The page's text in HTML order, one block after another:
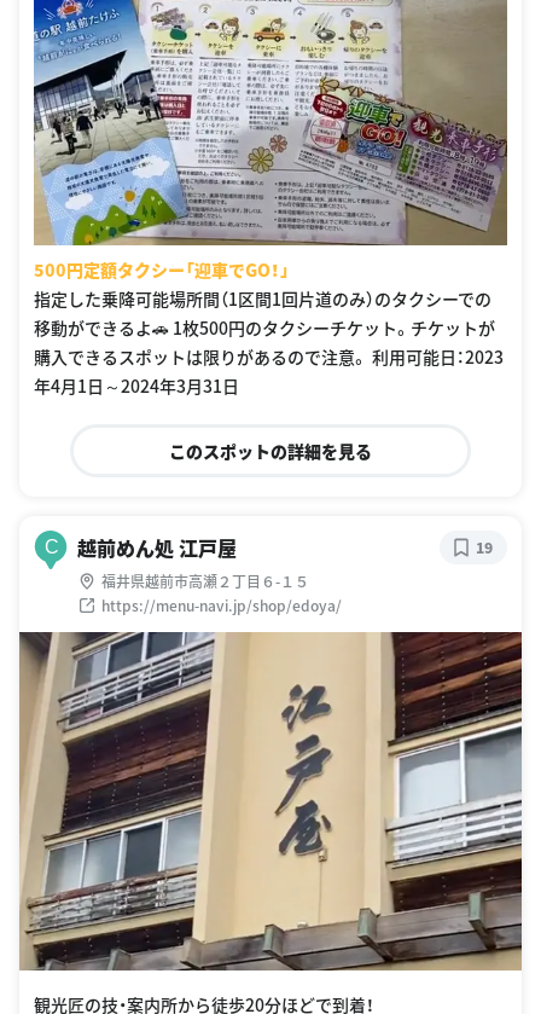
500円定額タクシー「迎車でGO！」
指定した乗降可能場所間（1区間1回片道のみ）のタクシーでの
移動ができるよ🚗 1枚500円のタクシーチケット。チケットが
購入できるスポットは限りがあるので注意。 利用可能日：2023
年4月1日～2024年3月31日
このスポットの詳細を見る
C 越前めん処 江戸屋
福井県越前市高瀬２丁目６-１５
https://menu-navi.jp/shop/edoya/
19
観光匠の技・案内所から徒歩20分ほどで到着！